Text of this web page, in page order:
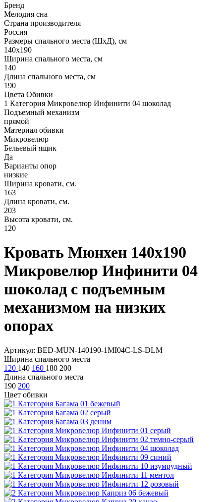
Бренд
Мелодия сна
Страна производителя
Россия
Размеры спального места (ШхД), см
140х190
Ширина спального места, см
140
Длина спального места, см
190
Цвета Обивки
1 Категория Микровелюр Инфинити 04 шоколад
Подъемный механизм
прямой
Материал обивки
Микровелюр
Бельевый ящик
Да
Варианты опор
низкие
Ширина кровати, см.
163
Длина кровати, см.
203
Высота кровати, см.
120
Кровать Мюнхен 140х190
Микровелюр Инфинити 04
шоколад с подъемным
механизмом на низких
опорах
Артикул: BED-MUN-140190-1MI04C-LS-DLM
Ширина спального места
120 140 160 180 200
Длина спального места
190 200
Цвет обивки